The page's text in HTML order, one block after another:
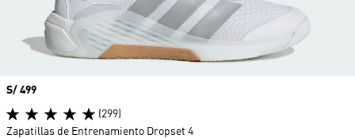
Precio
S/ 499
(299)
Zapatillas de Entrenamiento Dropset 4